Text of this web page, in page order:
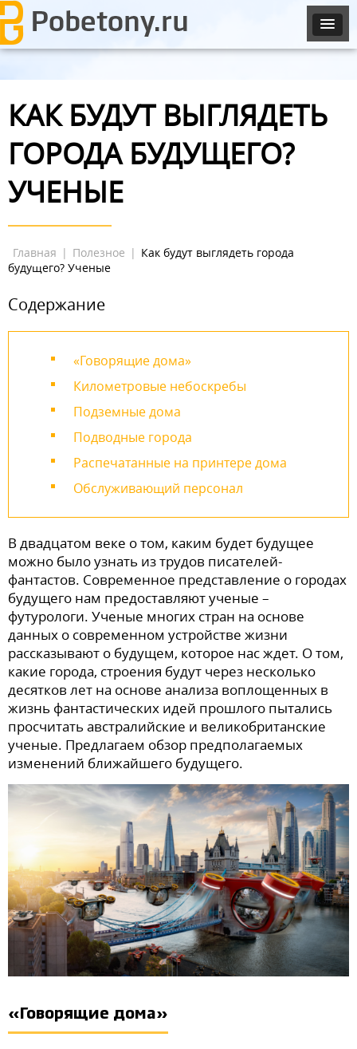
КАК БУДУТ ВЫГЛЯДЕТЬ
ГОРОДА БУДУЩЕГО?
УЧЕНЫЕ
Главная | Полезное | Как будут выглядеть города
будущего? Ученые
Содержание
«Говорящие дома»
Километровые небоскребы
Подземные дома
Подводные города
Распечатанные на принтере дома
Обслуживающий персонал
В двадцатом веке о том, каким будет будущее
можно было узнать из трудов писателей-
фантастов. Современное представление о городах
будущего нам предоставляют ученые –
футурологи. Ученые многих стран на основе
данных о современном устройстве жизни
рассказывают о будущем, которое нас ждет. О том,
какие города, строения будут через несколько
десятков лет на основе анализа воплощенных в
жизнь фантастических идей прошлого пытались
просчитать австралийские и великобританские
ученые. Предлагаем обзор предполагаемых
изменений ближайшего будущего.
«Говорящие дома»